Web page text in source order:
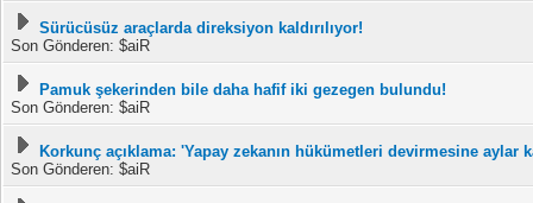
Sürücüsüz araçlarda direksiyon kaldırılıyor!
Son Gönderen: $aiR
Pamuk şekerinden bile daha hafif iki gezegen bulundu!
Son Gönderen: $aiR
Korkunç açıklama: 'Yapay zekanın hükümetleri devirmesine aylar
Son Gönderen: $aiR